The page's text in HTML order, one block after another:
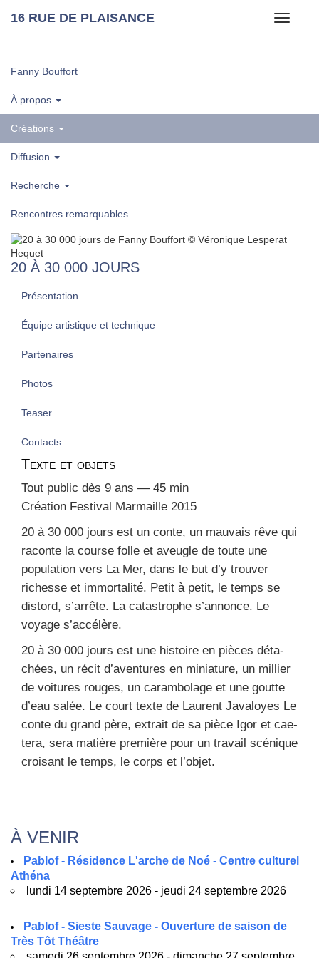
Toggle
16 RUE DE PLAISANCE
Fanny Bouffort
À propos
Créations
Diffusion
Recherche
Rencontres remarquables
20 À 30 000 JOURS
Présentation
Équipe artistique et technique
Partenaires
Photos
Teaser
Contacts
Texte et objets
Tout public dès 9 ans — 45 min
Créa­tion Fes­ti­val Mar­maille 2015
20 à 30 000 jours est un conte, un mau­vais rêve qui
raconte la course folle et aveugle de toute une
popu­la­tion vers La Mer, dans le but d’y trou­ver
richesse et immor­ta­li­té. Petit à petit, le temps se
dis­tord, s’arrête. La catas­trophe s’annonce. Le
voyage s’accélère.
20 à 30 000 jours est une his­toire en pièces déta­
chées, un récit d’aventures en minia­ture, un mil­lier
de voi­tures rouges, un caram­bo­lage et une goutte
d’eau salée. Le court texte de Laurent Java­loyes Le
conte du grand père, extrait de sa pièce Igor et cae­
te­ra, sera matière pre­mière pour un tra­vail scé­nique
croi­sant le temps, le corps et l’objet.
À VENIR
Pablof - Résidence L'arche de Noé - Centre culturel
Athéna
lundi 14 septembre 2026 - jeudi 24 septembre 2026
Pablof - Sieste Sauvage - Ouverture de saison de
Très Tôt Théâtre